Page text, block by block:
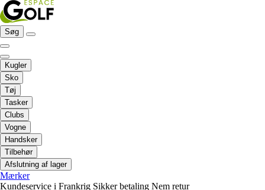
Søg
Kugler
Sko
Tøj
Tasker
Clubs
Vogne
Handsker
Tilbehør
Afslutning af lager
Mærker
Kundeservice i Frankrig Sikker betaling Nem retur